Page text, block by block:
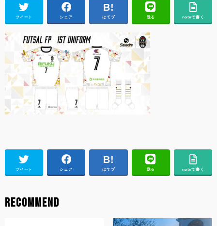
ツイート シェア はてブ 送る noteで書く
ツイート シェア はてブ 送る noteで書く
RECOMMEND